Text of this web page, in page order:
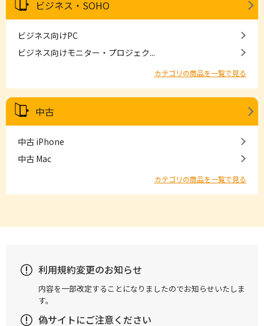
ビジネス・SOHO
ビジネス向けPC
ビジネス向けモニター・プロジェク...
カテゴリの商品を一覧で見る
中古
中古 iPhone
中古 Mac
カテゴリの商品を一覧で見る
利用規約変更のお知らせ
内容を一部改定することになりましたのでお知らせいたしま
す。
偽サイトにご注意ください